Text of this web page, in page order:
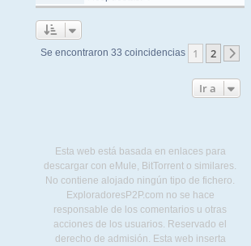
Se encontraron 33 coincidencias 1 2
Ir a
Esta web está basada en enlaces para
descargar con eMule, BitTorrent o similares.
No contiene alojado ningún tipo de fichero.
ExploradoresP2P.com no se hace
responsable de los comentarios u otras
acciones de los usuarios. Reservado el
derecho de admisión. Esta web inserta